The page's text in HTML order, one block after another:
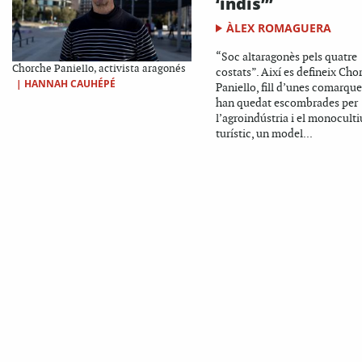
Chorche Paniello, activista aragonés
| HANNAH CAUHÉPÉ
ÀLEX ROMAGUERA
“Soc altaragonès pels quatre
costats”. Així es defineix
Paniello, fill d’unes
han quedat escombrades per
l’agroindústria i el
turístic, un model...